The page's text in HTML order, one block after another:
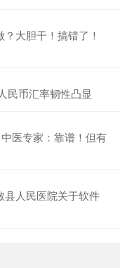
大胆干！搞错了！
民币汇率韧性凸显
医专家：靠谱！但有
县人民医院关于软件